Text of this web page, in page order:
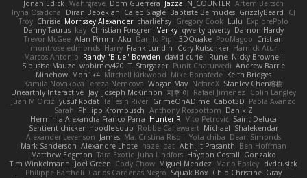
Jonah Edick Wahrgrave Dom Guerrera Jazza N_COUNTER Artem Beitsch
Iryna Osadcha
Diran Bebekian Caleb Slagle Baptiste Belmudes GrizzlyBeard
CJ
Troy Chrisie Morrissey Alexander charliehsy Gregory Cook Lulu ExplorePolo
Danny Taurus kay Christian Forsgren Venky qwerty qwerty Damon Hardy
Trevor McGee Alan Pimm Aku Danilo Pipi 3DQuake PooMagoo Cristian
montrose edmonds Harry Frank Lundin Cory Kutschker Harnick Atur
Marcos Antonio Randy "Blue" Bowden david curiel Rune Nicky Brownell
Sibusiso Mauze wpbirney420 T. Stargazer Punit Chaturvedi Andrew Barrie
Minehow Mon1k4 Mitchell Kirkwood Mike Bonafede Keith Bridges
Kamila Novakova Tereza Nemcova Wogan May NefaroX Stanley Chen榕樹
Unearthly Interactive Jay Joseph McKinnon 지후 이 Rafael Jimenez
Colin Langley
Juan M Ortiz yusuf kodat Taliesin River GrimeOnADime Cabot3D Paola Avanzo
Sarah Philipp Krombusch Anthony Rosbottom Danik Z
Herminia Alexandra Franco Parra Hunter R Vito Petrović Saint Deluca
Sentient chicken noodle soup Robbe Callewaert Michael Shalekendar
Alexander Levenson James Ma. Cristina Risoli Yota chiba Dean Simonds
Mark Sanderson Alexandre Lhote hazel bat Abhijit Prasanth Ben Hoffman
Matthew Edgmon Tara Exotic Juha Lindfors Haydon Costall Gonzako
Tim Winkelmann
Joel Green Cody Chow Miguel Mendez Mario Epsley dvdcusick
Philippe Bartholi Carlos Cardenas Negro Squak Box Chlo Christine Gray